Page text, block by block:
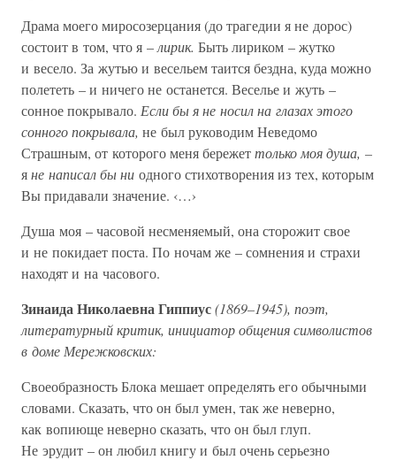
Драма моего миросозерцания (до трагедии я не дорос)
состоит в том, что я –лирик. Быть лириком – жутко
и весело. За жутью и весельем таится бездна, куда можно
полететь – и ничего не останется. Веселье и жуть –
сонное покрывало. Если бы я не носил на глазах этого
сонного покрывала, не был руководим Неведомо
Страшным, от которого меня бережеттолько моя душа, –
яне написал бы ни одного стихотворения из тех, которым
Вы придавали значение. ‹…›
Душа моя – часовой несменяемый, она сторожит свое
и не покидает поста. По ночам же – сомнения и страхи
находят и на часового.
Зинаида Николаевна Гиппиус(1869–1945), поэт,
литературный критик, инициатор общения символистов
в доме Мережковских:
Своеобразность Блока мешает определять его обычными
словами. Сказать, что он был умен, так же неверно,
как вопиюще неверно сказать, что он был глуп.
Не эрудит – он любил книгу и был очень серьезно